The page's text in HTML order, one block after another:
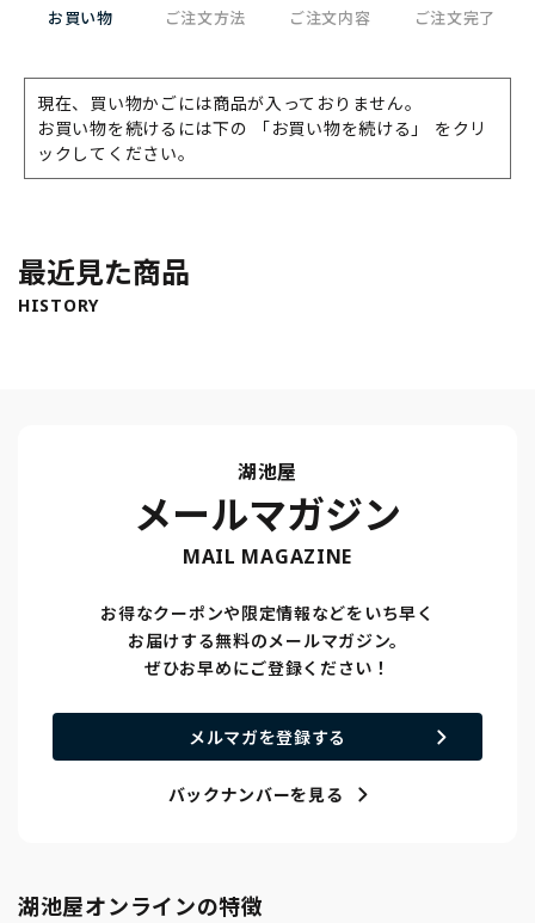
お買い物 ご注文方法 ご注文内容 ご注文完了
現在、買い物かごには商品が入っておりません。
お買い物を続けるには下の 「お買い物を続ける」 をクリ
ックしてください。
最近見た商品
HISTORY
湖池屋
メールマガジン
MAIL MAGAZINE
お得なクーポンや限定情報などをいち早く
お届けする無料のメールマガジン。
ぜひお早めにご登録ください！
メルマガを登録する
バックナンバーを見る
湖池屋オンラインの特徴